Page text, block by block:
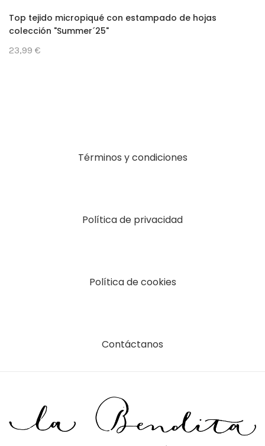
Top tejido micropiqué con estampado de hojas
colección "Summer´25"
23,99 €
Términos y condiciones
Política de privacidad
Política de cookies
Contáctanos